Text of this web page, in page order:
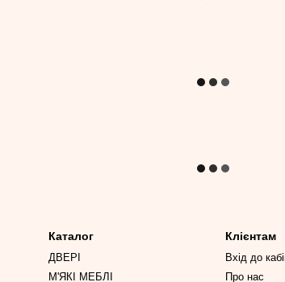
Каталог
ДВЕРІ
М'ЯКІ МЕБЛІ
Клієнтам
Вхід до
Про нас